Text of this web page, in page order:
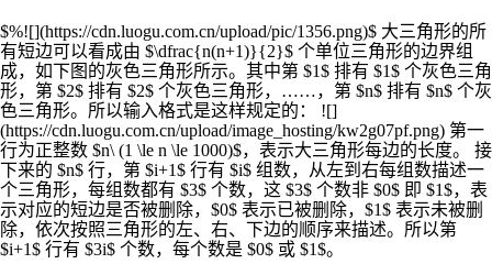
$%![](https://cdn.luogu.com.cn/upload/pic/1356.png)$ 大三角形的所
有短边可以看成由 $\dfrac{n(n+1)}{2}$ 个单位三角形的边界组
成，如下图的灰色三角形所示。其中第 $1$ 排有 $1$ 个灰色三角
形，第 $2$ 排有 $2$ 个灰色三角形，……，第 $n$ 排有 $n$ 个灰
色三角形。所以输入格式是这样规定的： ![]
(https://cdn.luogu.com.cn/upload/image_hosting/kw2g07pf.png) 第一
行为正整数 $n\ (1 \le n \le 1000)$，表示大三角形每边的长度。 接
下来的 $n$ 行，第 $i+1$ 行有 $i$ 组数，从左到右每组数描述一
个三角形，每组数都有 $3$ 个数，这 $3$ 个数非 $0$ 即 $1$，表
示对应的短边是否被删除，$0$ 表示已被删除，$1$ 表示未被删
除，依次按照三角形的左、右、下边的顺序来描述。所以第
$i+1$ 行有 $3i$ 个数，每个数是 $0$ 或 $1$。